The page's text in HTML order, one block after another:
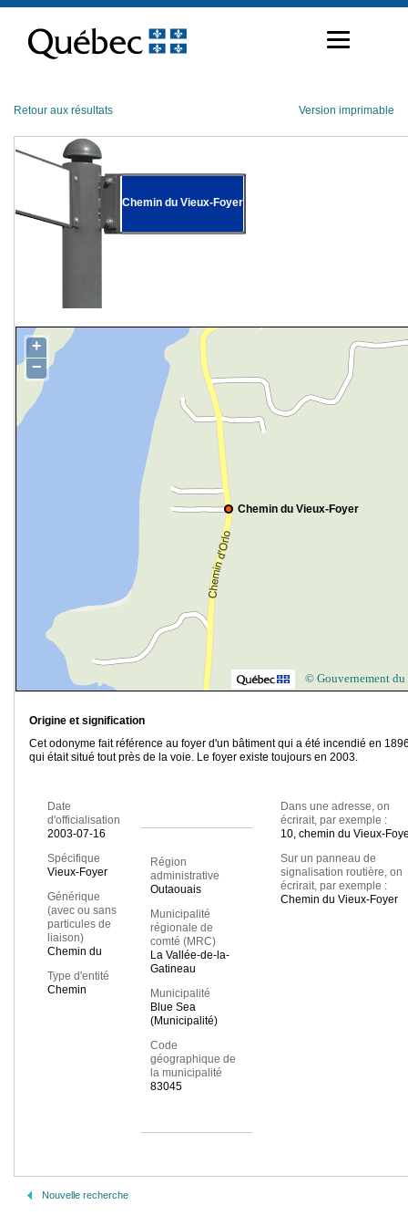
contenu
Retour aux résultats Version imprimable
Chemin du Vieux-Foyer
Chemin du Vieux-Foyer
+
−
© Gouvernement du
Origine et signification
Cet odonyme fait référence au foyer d'un bâtiment qui a été incendié en
qui était situé tout près de la voie. Le foyer existe toujours en 2003.
Date
d'officialisation
2003-07-16
Spécifique
Vieux-Foyer
Générique
(avec ou sans
particules de
liaison)
Chemin du
Type d'entité
Chemin
Région
administrative
Outaouais
Municipalité
régionale de
comté (MRC)
La Vallée-de-la-
Gatineau
Municipalité
Blue Sea
(Municipalité)
Code
géographique de
la municipalité
83045
Dans une adresse, on
écrirait, par exemple :
10, chemin du Vieux-
Sur un panneau de
signalisation routière, on
écrirait, par exemple :
Chemin du Vieux-Foyer
Nouvelle recherche